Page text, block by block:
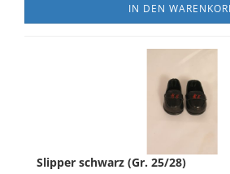
IN DEN
Slipper schwarz (Gr. 25/28)